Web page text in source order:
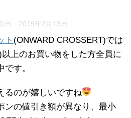
日： 2019年2月13日
ト (ONWARD CROSSERT)では
上のお買い物をした方全員に
す。
るのが嬉しいですね
ンの値引き額が異なり、最小